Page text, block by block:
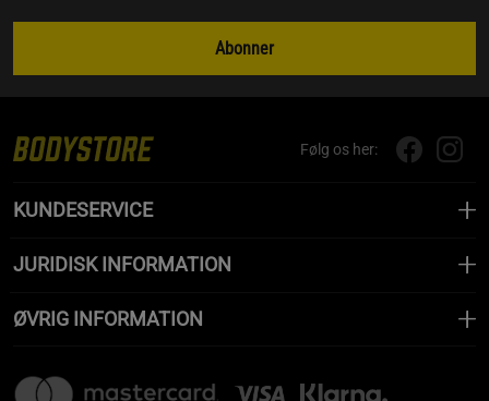
Abonner
Følg os her:
KUNDESERVICE
JURIDISK INFORMATION
ØVRIG INFORMATION